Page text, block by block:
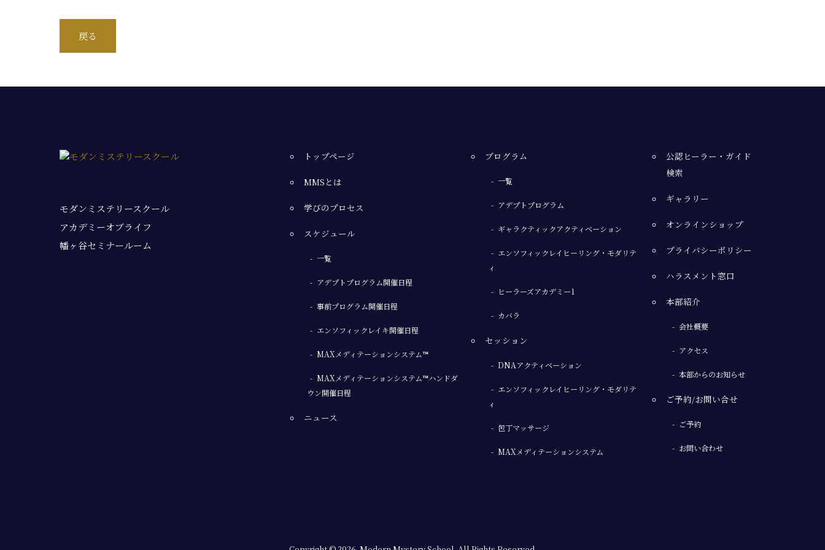
戻る
モダンミステリースクール
アカデミーオブライフ
幡ヶ谷セミナールーム
トップページ
MMSとは
学びのプロセス
スケジュール
一覧
アデプトプログラム開催日程
事前プログラム開催日程
エンソフィックレイキ開催日程
MAXメディテーションシステム™
MAXメディテーションシステム™ハンドダ
ウン開催日程
ニュース
プログラム
一覧
アデプトプログラム
ギャラクティックアクティベーション
エンソフィックレイヒーリング・モダリテ
ィ
ヒーラーズアカデミー1
カバラ
セッション
DNAアクティベーション
エンソフィックレイヒーリング・モダリテ
ィ
包丁マッサージ
MAXメディテーションシステム
公認ヒーラー・ガイド
検索
ギャラリー
オンラインショップ
プライバシーポリシー
ハラスメント窓口
本部紹介
会社概要
アクセス
本部からのお知らせ
ご予約/お問い合せ
ご予約
お問い合わせ